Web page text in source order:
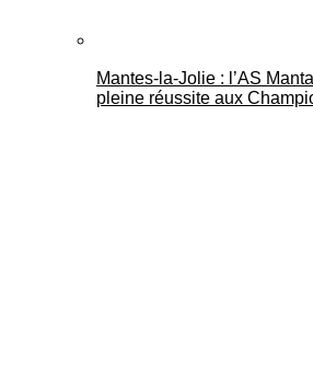
Mantes-la-Jolie : l’AS
pleine réussite aux